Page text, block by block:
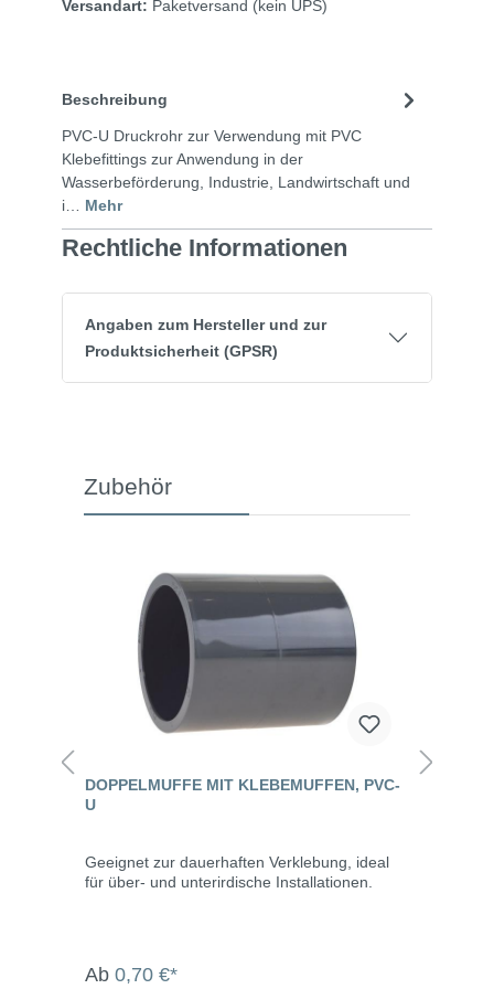
Versandart: Paketversand (kein UPS)
Beschreibung
PVC-U Druckrohr zur Verwendung mit PVC
Klebefittings zur Anwendung in der
Wasserbeförderung, Industrie, Landwirtschaft und
i… Mehr
Rechtliche Informationen
Angaben zum Hersteller und zur
Produktsicherheit (GPSR)
Zubehör
DOPPELMUFFE MIT KLEBEMUFFEN, PVC-
U
Geeignet zur dauerhaften Verklebung, ideal
für über- und unterirdische Installationen.
Ab 0,70 €*